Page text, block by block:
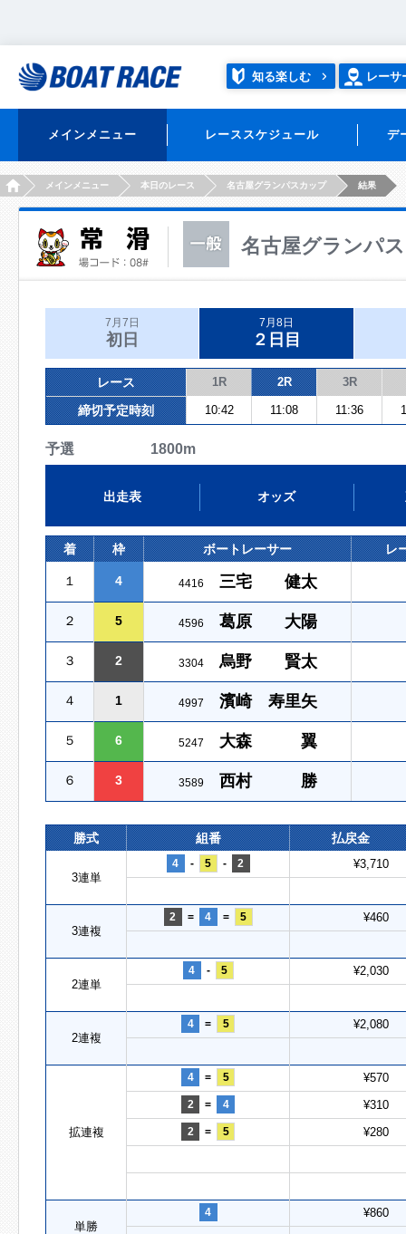
知る楽しむ レーサ
メインメニュー レーススケジュール デ
HOMEメインメニュー 本日のレース 名古屋グランパスカップ 結果
名古屋グランパ
7月7日
初日
7月8日
２日目
レース 1R 2R 3R
締切予定時刻 10:42 11:08 11:36
予選 1800m
出走表 オッズ
着 枠 ボートレーサー レ
１ 4 4416 三宅 健太
２ 5 4596 葛原 大陽
３ 2 3304 烏野 賢太
４ 1 4997 濱崎 寿里矢
５ 6 5247 大森 翼
６ 3 3589 西村 勝
勝式 組番 払戻金
3連単
4 - 5 - 2 ¥3,710
3連複
2 = 4 = 5 ¥460
2連単
4 - 5 ¥2,030
2連複
4 = 5 ¥2,080
拡連複
4 = 5 ¥570
2 = 4 ¥310
2 = 5 ¥280
単勝
4 ¥860